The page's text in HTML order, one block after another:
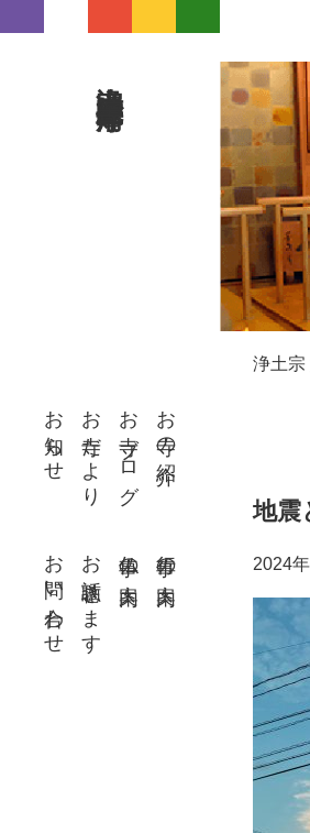
お寺の紹介
お寺ブログ
お寺だより
お知らせ
行事の案内
仏事の案内
お話聴きます
お問い合わせ
浄土宗
地震
2024